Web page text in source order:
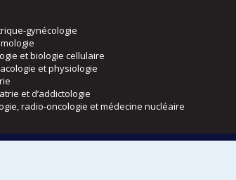
gynécologie
et biologie cellulaire
et physiologie
et d’addictologie
radio-oncologie et médecine nucléaire